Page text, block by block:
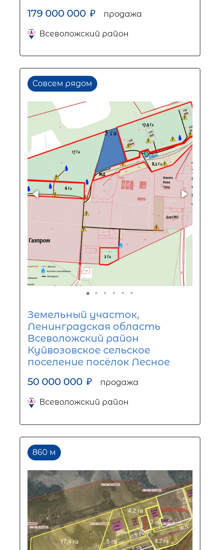
179 000 000 ₽ продажа
Всеволожский район
Совсем рядом
Земельный участок,
Ленинградская область
Всеволожский район
Куйвозовское сельское
поселение посёлок Лесное
50 000 000 ₽ продажа
Всеволожский район
860 м